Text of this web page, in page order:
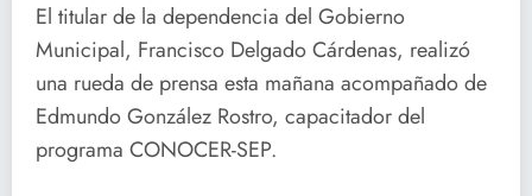
El titular de la dependencia del Gobierno
Municipal, Francisco Delgado Cárdenas, realizó
una rueda de prensa esta mañana acompañado de
Edmundo González Rostro, capacitador del
programa CONOCER-SEP.